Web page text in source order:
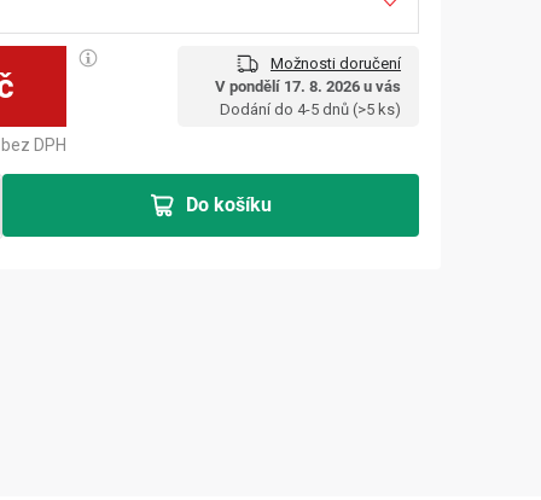
Možnosti doručení
V pondělí 17. 8. 2026 u vás
Dodání do 4-5 dnů (>5 ks)
DPH
Do košíku